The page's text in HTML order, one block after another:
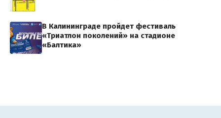
В Калининграде пройдет фестиваль
«Триатлон поколений» на стадионе
«Балтика»